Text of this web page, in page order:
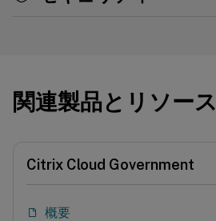
関連製品とリソース
Citrix Cloud Government
概要